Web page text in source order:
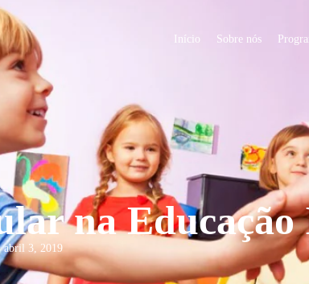
Início Sobre nós
na
abril 3, 2019